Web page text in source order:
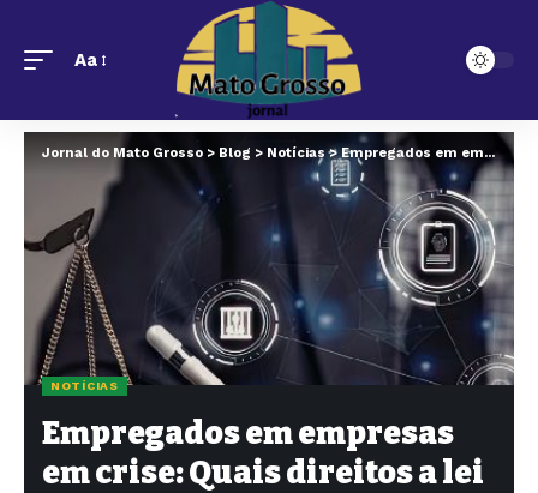
Aa
Jornal do Mato Grosso > Blog > Notícias>Empregados em empresas em crise: Quais direitos a lei garante na recuperação judicial?
NOTÍCIAS
Empregados em empresas
em crise: Quais direitos a lei